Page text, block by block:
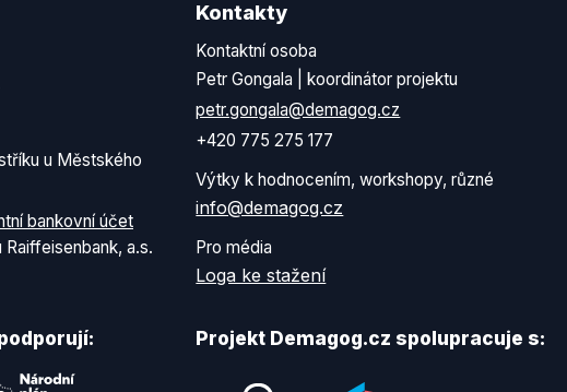
u Městského
bankovní účet
a.s.
Kontakty
Kontaktní osoba
Petr Gongala | koordinátor projektu
petr.gongala@demagog.cz
+420 775 275 177
Výtky k hodnocením, workshopy, různé
info@demagog.cz
Pro média
Loga ke stažení
Projekt Demagog.cz spolupracuje s: